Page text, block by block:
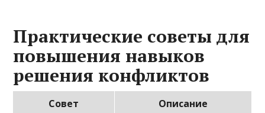
Практические советы для
повышения навыков
решения конфликтов
Совет
Описание